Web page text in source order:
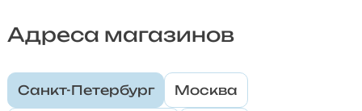
Адреса магазинов
Санкт-Петербург Москва